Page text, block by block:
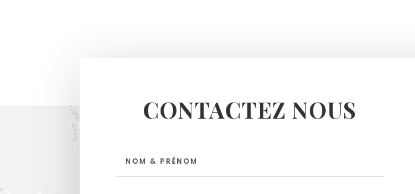
CONTACTEZ NOUS